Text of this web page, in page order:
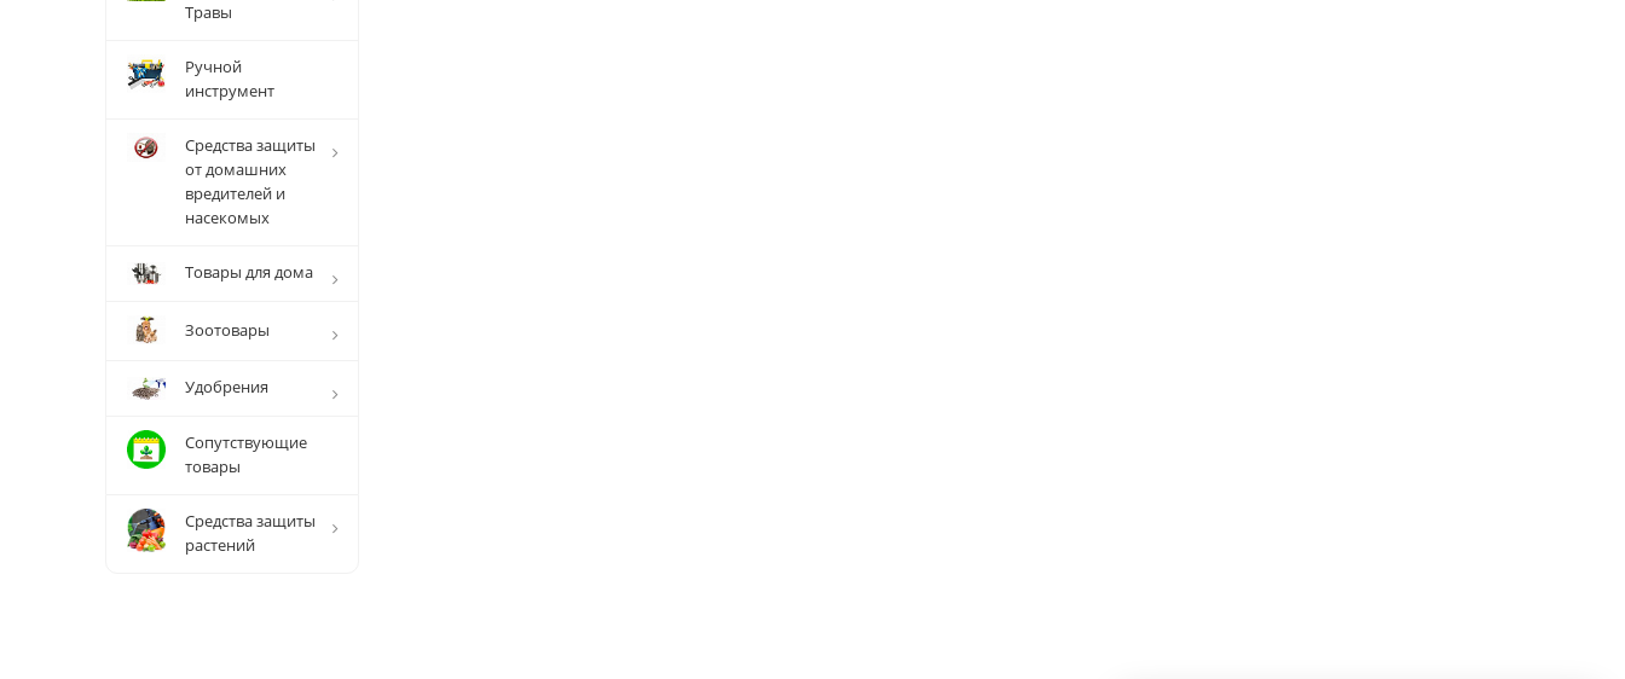
Травы
Ручной
инструмент
Средства защиты
от домашних
вредителей и
насекомых
Товары для дома
Зоотовары
Удобрения
Сопутствующие
товары
Средства защиты
растений